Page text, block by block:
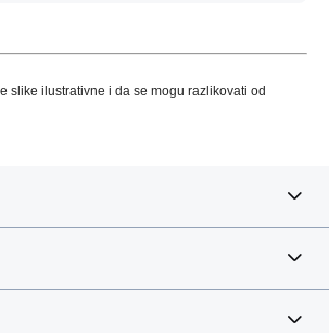
slike ilustrativne i da se mogu razlikovati od